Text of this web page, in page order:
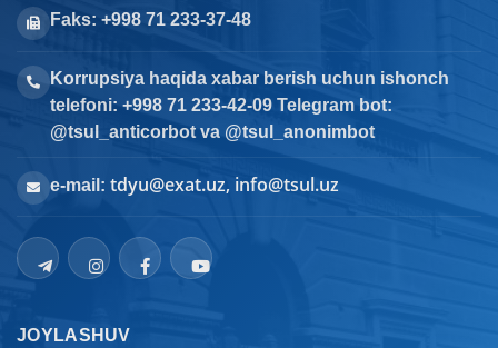
Faks: +998 71 233-37-48
Korrupsiya haqida xabar berish uchun ishonch
telefoni: +998 71 233-42-09 Telegram bot:
@tsul_anticorbot va @tsul_anonimbot
e-mail: tdyu@exat.uz, info@tsul.uz
JOYLASHUV